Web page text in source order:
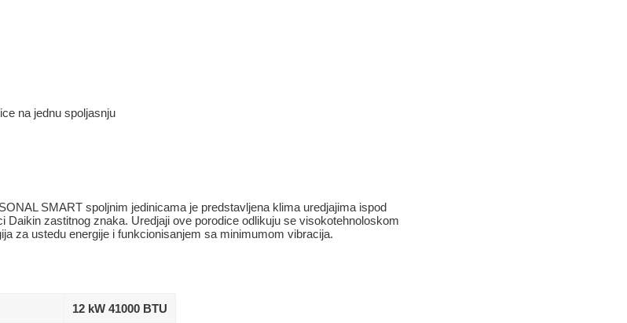
na jednu spoljasnju
SMART spoljnim jedinicama je predstavljena klima uredjajima ispod
Daikin zastitnog znaka. Uredjaji ove porodice odlikuju se visokotehnoloskom
za ustedu energije i funkcionisanjem sa minimumom vibracija.
12 kW 41000 BTU